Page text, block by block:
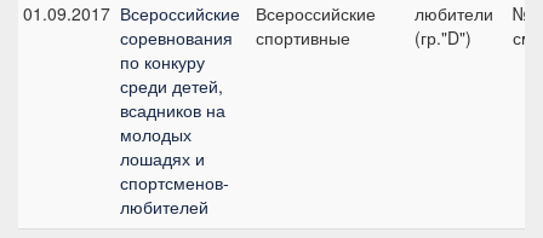
01.09.2017 Всероссийские
соревнования
по конкуру
среди детей,
всадников на
молодых
лошадях и
спортсменов-
любителей
Всероссийские
спортивные
любители
(гр."D")
см